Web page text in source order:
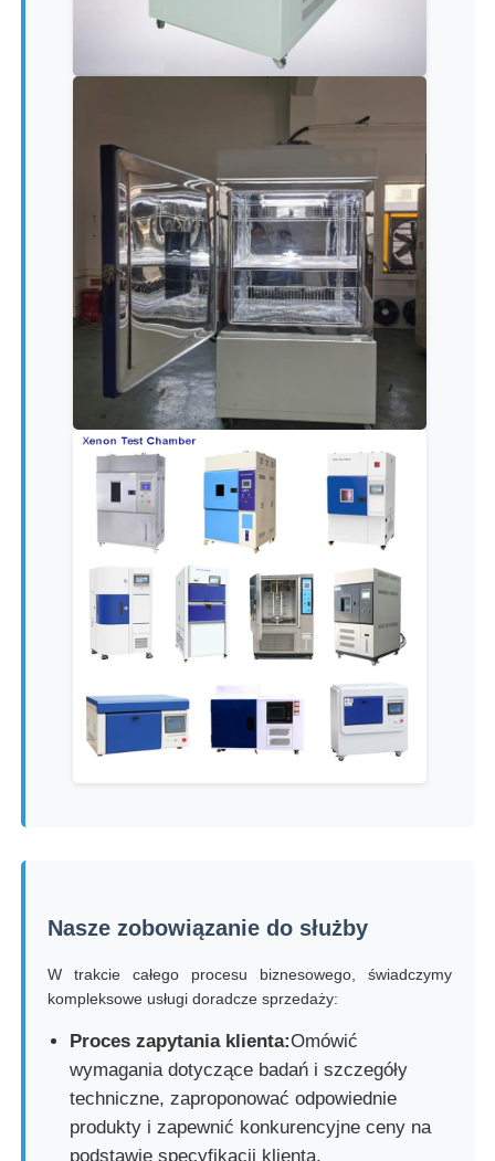
Nasze zobowiązanie do służby
W trakcie całego procesu biznesowego, świadczymy
kompleksowe usługi doradcze sprzedaży:
Proces zapytania klienta:Omówić
wymagania dotyczące badań i szczegóły
techniczne, zaproponować odpowiednie
produkty i zapewnić konkurencyjne ceny na
podstawie specyfikacji klienta.